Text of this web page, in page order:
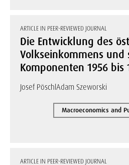
ARTICLE IN PEER-REVIEWED JOURNAL
Die Entwicklung des
Volkseinkommens und
Komponenten 1956 bis
Josef PöschlAdam Szeworski
Macroeconomics and
ARTICLE IN PEER-REVIEWED JOURNAL